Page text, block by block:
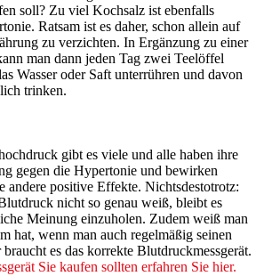
soll? Zu viel Kochsalz ist ebenfalls
Ratsam ist es daher, schon allein auf
zu verzichten. In Ergänzung zu einer
man dann jeden Tag zwei Teelöffel
Wasser oder Saft unterrühren und davon
trinken.
gibt es viele und alle haben ihre
gegen die Hypertonie und bewirken
andere positive Effekte. Nichtsdestotrotz:
nicht so genau weiß, bleibt es
Meinung einzuholen. Zudem weiß man
hat, wenn man auch regelmäßig seinen
es das korrekte Blutdruckmessgerät.
Sie kaufen sollten erfahren Sie hier.